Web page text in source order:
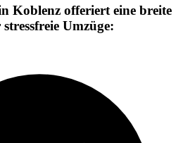
Koblenz offeriert eine breite
Umzüge: